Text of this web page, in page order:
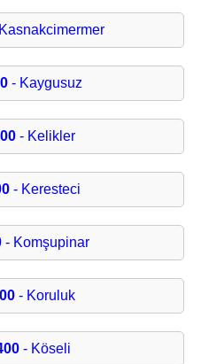
- Kaygusuz
- Kelikler
- Keresteci
- Komşupinar
- Koruluk
- Köseli